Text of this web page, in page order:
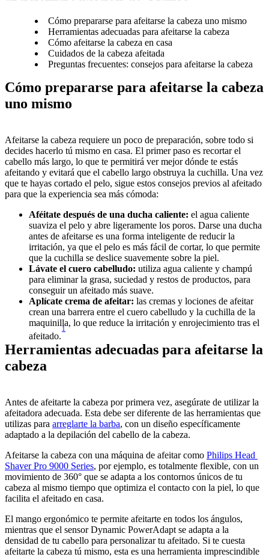
Cómo prepararse para afeitarse la cabeza uno mismo
Herramientas adecuadas para afeitarse la cabeza
Cómo afeitarse la cabeza en casa
Cuidados de la cabeza afeitada
Preguntas frecuentes: consejos para afeitarse la cabeza
Cómo prepararse para afeitarse la cabeza
uno mismo
Afeitarse la cabeza requiere un poco de preparación, sobre todo si
decides hacerlo tú mismo en casa. El primer paso es recortar el
cabello más largo, lo que te permitirá ver mejor dónde te estás
afeitando y evitará que el cabello largo obstruya la cuchilla. Una vez
que te hayas cortado el pelo, sigue estos consejos previos al afeitado
para que la experiencia sea más cómoda:
Aféitate después de una ducha caliente: el agua caliente
suaviza el pelo y abre ligeramente los poros. Darse una ducha
antes de afeitarse es una forma inteligente de reducir la
irritación, ya que el pelo es más fácil de cortar, lo que permite
Lávate el cuero cabelludo: utiliza agua caliente y champú
para eliminar la grasa, suciedad y restos de productos, para
Aplícate crema de afeitar: las cremas y lociones de afeitar
crean una barrera entre el cuero cabelludo y la cuchilla de la
maquinilla, lo que reduce la irritación y enrojecimiento tras el
afeitado.
1
Herramientas adecuadas para afeitarse la
cabeza
Antes de afeitarte la cabeza por primera vez, asegúrate de utilizar la
afeitadora adecuada. Esta debe ser diferente de las herramientas que
utilizas para arreglarte la barba, con un diseño específicamente
adaptado a la depilación del cabello de la cabeza.
Afeitarse la cabeza con una máquina de afeitar como Philips Head
Shaver Pro 9000 Series, por ejemplo, es totalmente flexible, con un
movimiento de 360° que se adapta a los contornos únicos de tu
cabeza al mismo tiempo que optimiza el contacto con la piel, lo que
facilita el afeitado en casa.
El mango ergonómico te permite afeitarte en todos los ángulos,
mientras que el sensor Dynamic PowerAdapt se adapta a la
densidad de tu cabello para personalizar tu afeitado. Si te cuesta
afeitarte la cabeza tú mismo, esta es una herramienta imprescindible